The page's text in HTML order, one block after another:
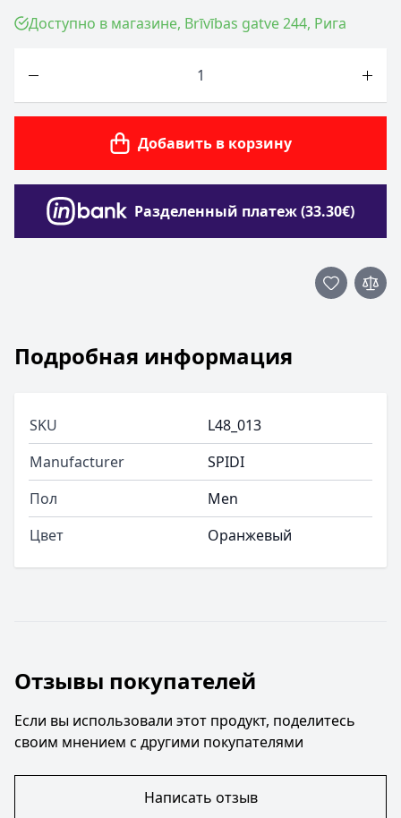
Доступно в магазине, Brīvības gatve 244, Рига
Добавить в корзину
Разделенный платеж (33.30€)
Подробная информация
SKU
L48_013
Manufacturer
SPIDI
Пол
Men
Цвет
Oранжевый
Отзывы покупателей
Если вы использовали этот продукт, поделитесь
своим мнением с другими покупателями
Написать отзыв